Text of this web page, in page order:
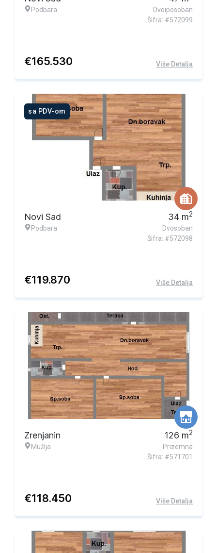
Podbara
Dvoiposoban
Šifra: #572099
€165.530 Više Detalja
sa PDV-om
Novi Sad
Podbara
34 m2
Dvosoban
Šifra: #572098
€119.870 Više Detalja
Zrenjanin
Mužlja
126 m2
Prizemna
Šifra: #571701
€118.450 Više Detalja